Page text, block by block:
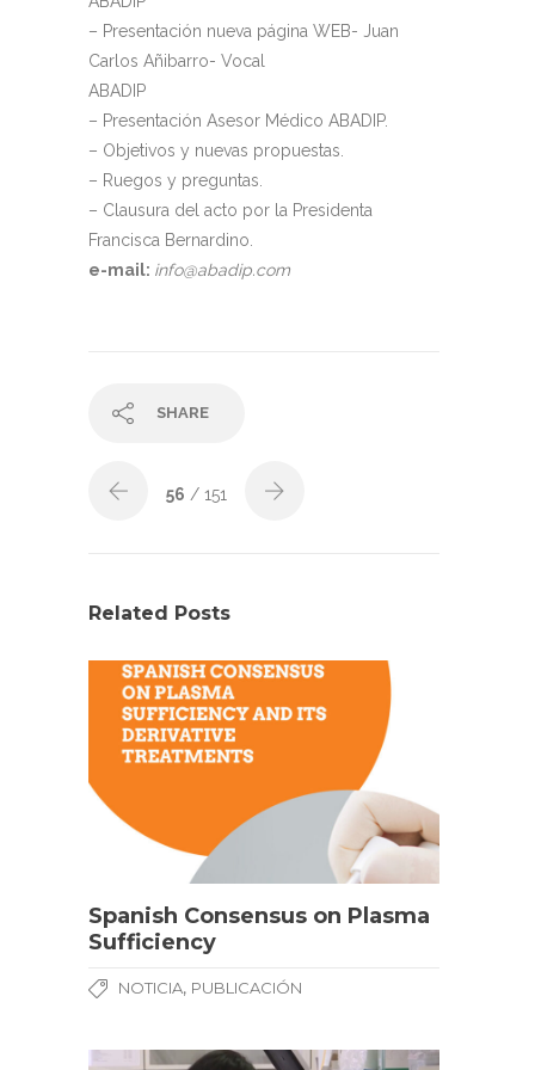
– Presentación nueva página WEB- Juan
Carlos Añibarro- Vocal
ABADIP
– Presentación Asesor Médico ABADIP.
– Objetivos y nuevas propuestas.
– Ruegos y preguntas.
– Clausura del acto por la Presidenta
Francisca Bernardino.
e-mail: info@abadip.com
SHARE
56 / 151
Related Posts
Spanish Consensus on Plasma
Sufficiency
NOTICIA, PUBLICACIÓN